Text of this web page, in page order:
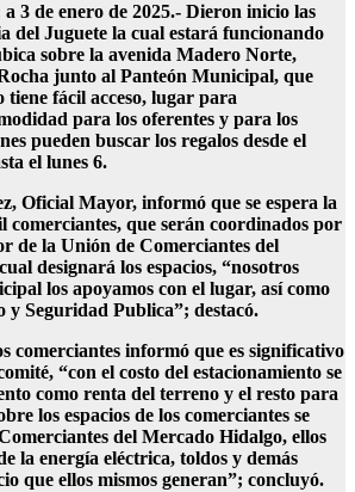
3 de enero de 2025.- Dieron inicio las
del Juguete la cual estará funcionando
sobre la avenida Madero Norte,
junto al Panteón Municipal, que
tiene fácil acceso, lugar para
para los oferentes y para los
pueden buscar los regalos desde el
el lunes 6.
Oficial Mayor, informó que se espera la
comerciantes, que serán coordinados por
de la Unión de Comerciantes del
designará los espacios, “nosotros
los apoyamos con el lugar, así como
y Seguridad Publica”; destacó.
comerciantes informó que es significativo
“con el costo del estacionamiento se
como renta del terreno y el resto para
los espacios de los comerciantes se
del Mercado Hidalgo, ellos
la energía eléctrica, toldos y demás
que ellos mismos generan”; concluyó.